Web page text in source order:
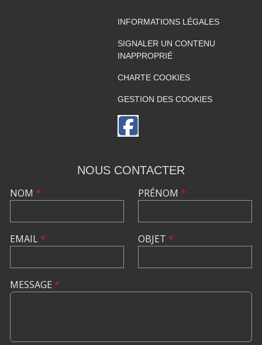
INFORMATIONS LÉGALES
SIGNALER UN CONTENU
INAPPROPRIÉ
CHARTE COOKIES
GESTION DES COOKIES
NOUS CONTACTER
NOM *
EMAIL*
PRÉNOM *
OBJET *
MESSAGE *